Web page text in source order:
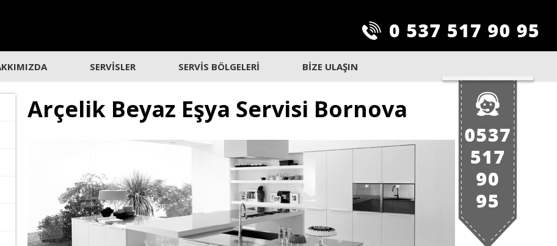
SERVİSLER SERVİS BÖLGELERİ BİZE ULAŞIN
Arçelik Beyaz Eşya Servisi Bornova